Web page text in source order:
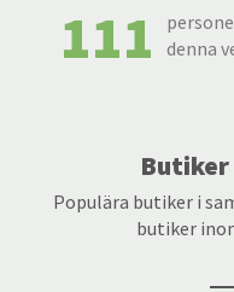
111
denna
Butiker
Populära butiker i
butiker